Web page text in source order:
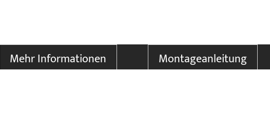
Mehr Informationen Montageanleitung